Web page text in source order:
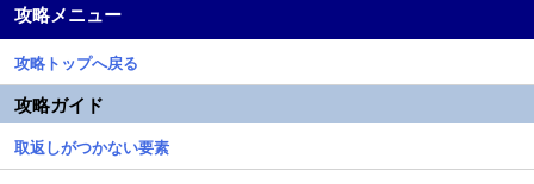
攻略メニュー
攻略トップへ戻る
攻略ガイド
取返しがつかない要素